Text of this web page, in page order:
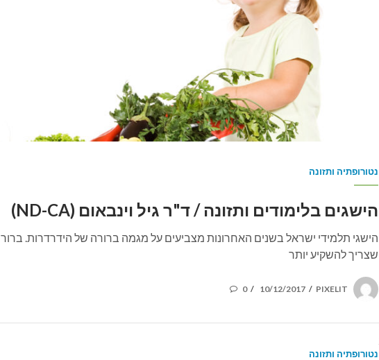
נטורופתיה ותזונה
הישגים בלימודים ותזונה / ד"ר גיל וינבאום (ND-CA)
הישגי תלמידי ישראל בשנים האחרונות מצביעים על מגמה ברורה של הידרדרות. ברור
שצריך להשקיע יותר
PIXELIT
/
POSTED
10/12/2017
/
0
נטורופתיה ותזונה